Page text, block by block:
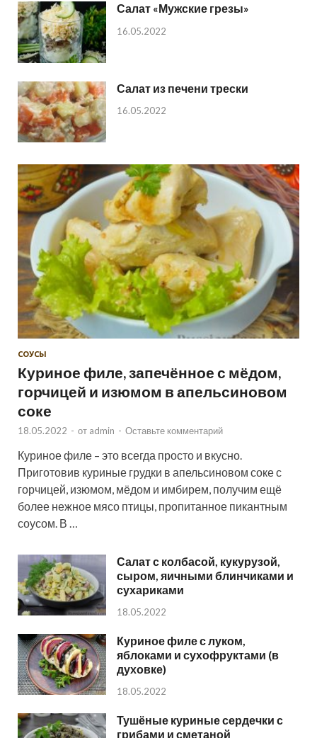
Салат «Мужские грезы»
16.05.2022
Салат из печени трески
16.05.2022
СОУСЫ
Куриное филе, запечённое с мёдом,
горчицей и изюмом в апельсиновом
соке
18.05.2022 - от admin - Оставьте комментарий
Куриное филе – это всегда просто и вкусно.
Приготовив куриные грудки в апельсиновом соке с
горчицей, изюмом, мёдом и имбирем, получим ещё
более нежное мясо птицы, пропитанное пикантным
соусом. В …
Салат с колбасой, кукурузой,
сыром, яичными блинчиками и
сухариками
18.05.2022
Куриное филе с луком,
яблоками и сухофруктами (в
духовке)
18.05.2022
Тушёные куриные сердечки с
грибами и сметаной